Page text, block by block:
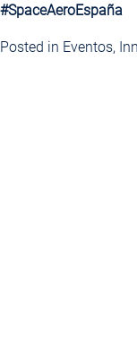
#SpaceAeroEspaña
Posted in Eventos,